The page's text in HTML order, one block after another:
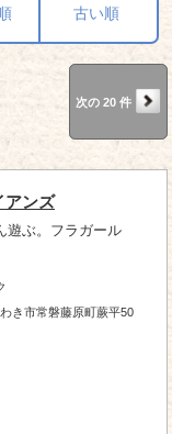
古い順
次の 20 件
アンズ
遊ぶ。フラガール
き市常磐藤原町蕨平50